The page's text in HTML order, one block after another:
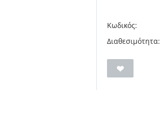
Κωδικός:
Διαθεσιμότητα: